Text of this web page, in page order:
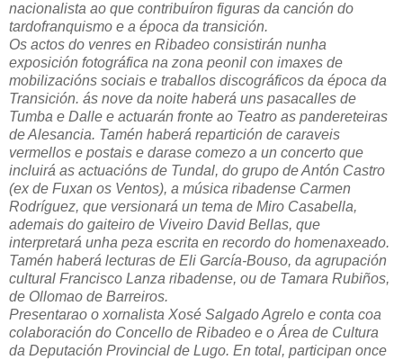
nacionalista ao que contribuíron figuras da canción do
tardofranquismo e a época da transición.
Os actos do venres en Ribadeo consistirán nunha
exposición fotográfica na zona peonil con imaxes de
mobilizacións sociais e traballos discográficos da época da
Transición. ás nove da noite haberá uns pasacalles de
Tumba e Dalle e actuarán fronte ao Teatro as pandereteiras
de Alesancia. Tamén haberá repartición de caraveis
vermellos e postais e darase comezo a un concerto que
incluirá as actuacións de Tundal, do grupo de Antón Castro
(ex de Fuxan os Ventos), a música ribadense Carmen
Rodríguez, que versionará un tema de Miro Casabella,
ademais do gaiteiro de Viveiro David Bellas, que
interpretará unha peza escrita en recordo do homenaxeado.
Tamén haberá lecturas de Eli García-Bouso, da agrupación
cultural Francisco Lanza ribadense, ou de Tamara Rubiños,
de Ollomao de Barreiros.
Presentarao o xornalista Xosé Salgado Agrelo e conta coa
colaboración do Concello de Ribadeo e o Área de Cultura
da Deputación Provincial de Lugo. En total, participan once